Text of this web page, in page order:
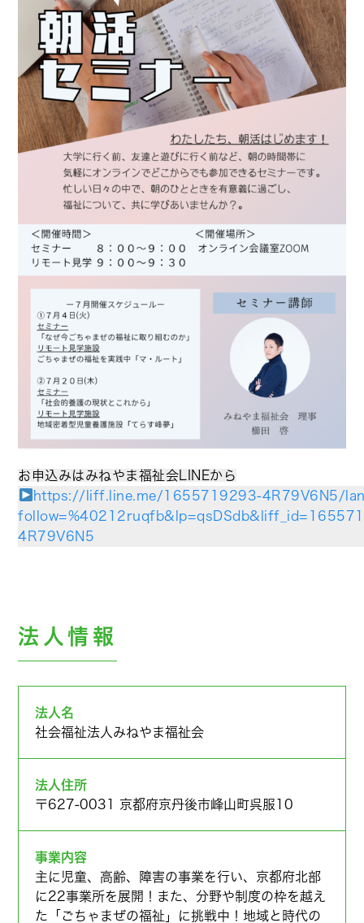
お申込みはみねやま福祉会LINEから
https://liff.line.me/1655719293-4R79V6N5/
4R79V6N5
法人情報
法人名
社会福祉法人みねやま福祉会
法人住所
〒627-0031 京都府京丹後市峰山町呉服10
事業内容
主に児童、高齢、障害の事業を行い、京都府北部
に22事業所を展開！また、分野や制度の枠を越え
た「ごちゃまぜの福祉」に挑戦中！地域と時代の